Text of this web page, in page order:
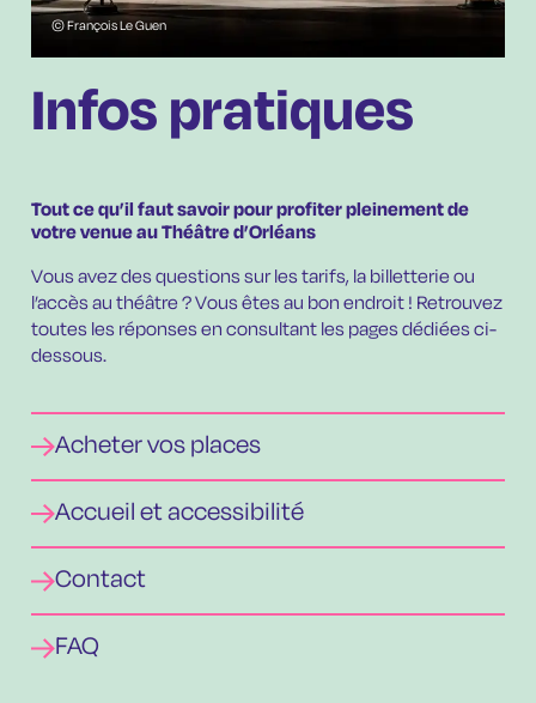
Infos pratiques
Tout ce qu’il faut savoir pour profiter pleinement de
votre venue au Théâtre d’Orléans
Vous avez des questions sur les tarifs, la billetterie ou
l’accès au théâtre ? Vous êtes au bon endroit ! Retrouvez
toutes les réponses en consultant les pages dédiées ci-
dessous.
Acheter vos places
Accueil et accessibilité
Contact
FAQ
©François Le Guen